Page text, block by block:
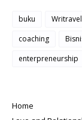
buku
coaching
enterpreneurship
Home